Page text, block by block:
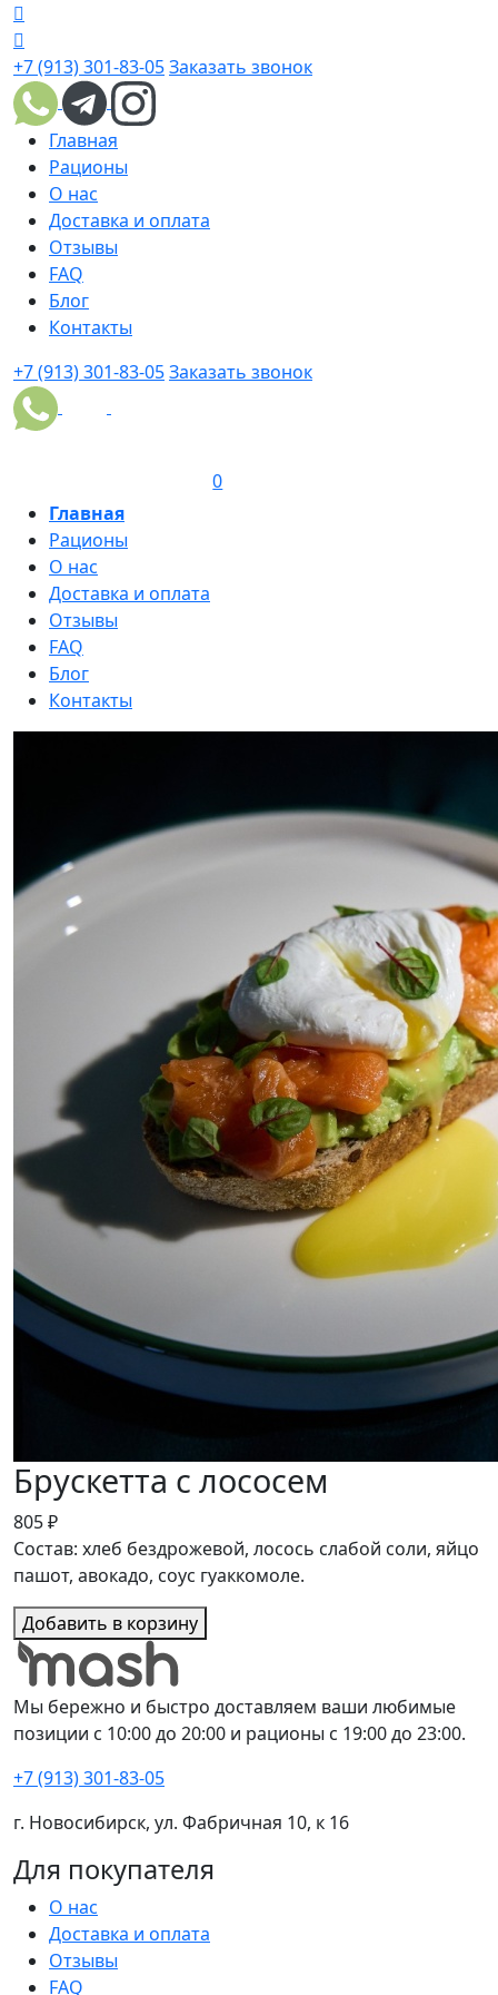
+7 (913) 301-83-05Заказать звонок
Главная
Рационы
О нас
Доставка и оплата
Отзывы
FAQ
Блог
Контакты
+7 (913) 301-83-05Заказать звонок
0
Главная
Рационы
О нас
Доставка и оплата
Отзывы
FAQ
Блог
Контакты
Брускетта с лососем
805 ₽
Состав: хлеб бездрожевой, лосось слабой соли, яйцо
пашот, авокадо, соус гуаккомоле.
Добавить в корзину
Мы бережно и быстро доставляем ваши любимые
позиции с 10:00 до 20:00 и рационы с 19:00 до 23:00.
+7 (913) 301-83-05
г. Новосибирск, ул. Фабричная 10, к 16
Для покупателя
О нас
Доставка и оплата
Отзывы
FAQ